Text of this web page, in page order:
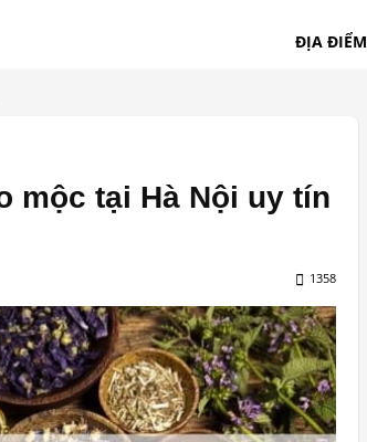
ĐỊA ĐIỂM
mộc tại Hà Nội uy tín
1358